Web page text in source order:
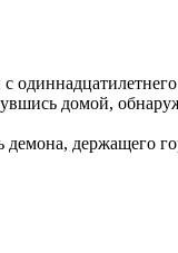
домой,
держащего